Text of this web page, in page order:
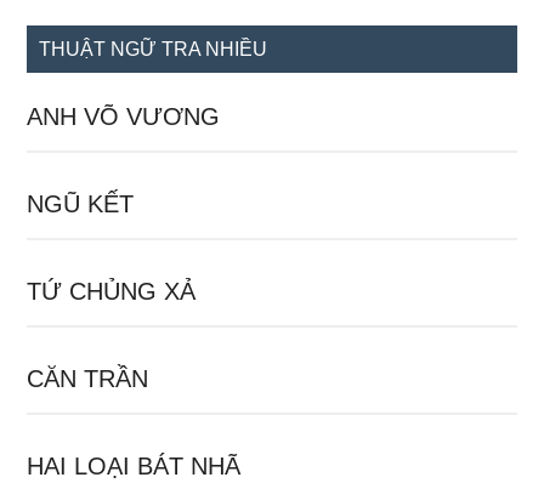
...
THUẬT NGỮ TRA NHIỀU
ANH VÕ VƯƠNG
NGŨ KẾT
TỨ CHỦNG XẢ
CĂN TRẦN
HAI LOẠI BÁT NHÃ